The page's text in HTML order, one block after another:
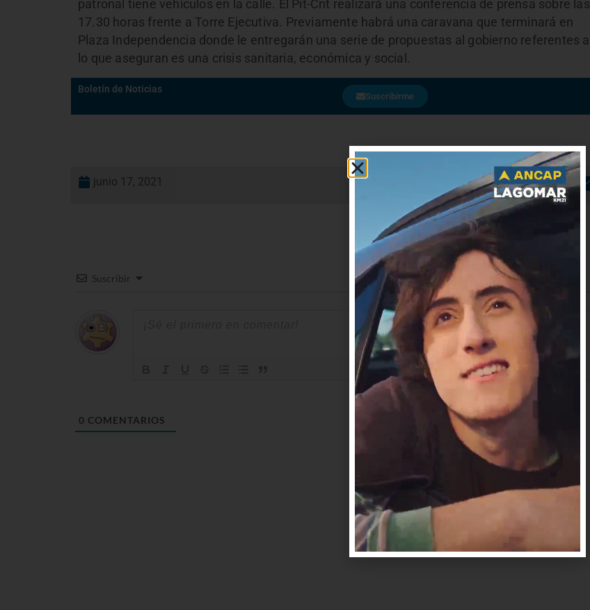
patronal tiene vehículos en la calle. El Pit-Cnt realizará una conferencia de prensa sobre las
17.30 horas frente a Torre Ejecutiva. Previamente habrá una caravana que terminará en
Plaza Independencia donde le entregarán una serie de propuestas al gobierno referentes a
lo que aseguran es una crisis sanitaria, económica y social.
Boletín de Noticias
Suscribirme
junio 17, 2021
Suscribir
0 COMENTARIOS